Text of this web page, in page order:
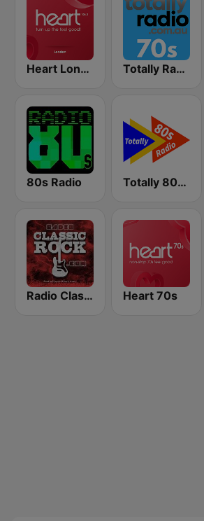
Heart London Totally Radio 70s
80s Radio Totally 80s Radio
Radio Classic Rock Heart 70s